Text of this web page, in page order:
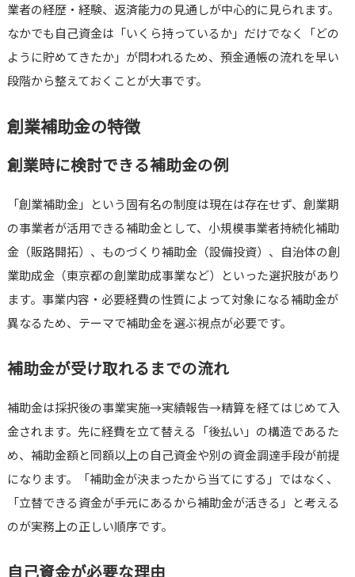
業者の経歴・経験、返済能力の見通しが中心的に見られます。
なかでも自己資金は「いくら持っているか」だけでなく「どの
ように貯めてきたか」が問われるため、預金通帳の流れを早い
段階から整えておくことが大事です。
創業補助金の特徴
創業時に検討できる補助金の例
「創業補助金」という固有名の制度は現在は存在せず、創業期
の事業者が活用できる補助金として、小規模事業者持続化補助
金（販路開拓）、ものづくり補助金（設備投資）、自治体の創
業助成金（東京都の創業助成事業など）といった選択肢があり
ます。事業内容・必要経費の性質によって対象になる補助金が
異なるため、テーマで補助金を選ぶ視点が必要です。
補助金が受け取れるまでの流れ
補助金は採択後の事業実施→実績報告→精算を経てはじめて入
金されます。先に経費を立て替える「後払い」の構造であるた
め、補助金額と同額以上の自己資金や別の資金調達手段が前提
になります。「補助金が決まったから当てにする」ではなく、
「立替できる資金が手元にあるから補助金が活きる」と考える
のが実務上の正しい順序です。
自己資金が必要な理由